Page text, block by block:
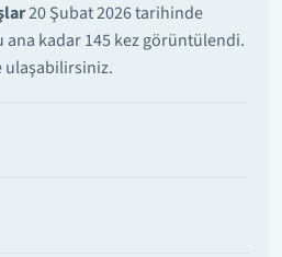
20 Şubat 2026 tarihinde
ana kadar 145 kez görüntülendi.
ulaşabilirsiniz.